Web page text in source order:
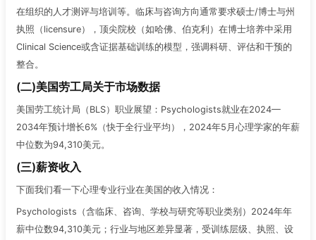
在组织的人才测评与培训等。临床与咨询方向通常要求硕士/博士与州
执照（licensure），顶尖院校（如哈佛、伯克利）在博士培养中采用
Clinical Science或含证据基础训练的模型，强调科研、评估和干预的
整合。
(二)美国劳工局关于市场数据
美国劳工统计局（BLS）职业展望：Psychologists就业在2024—
2034年预计增长6%（快于全行业平均），2024年5月心理学家的年薪
中位数为94,310美元。
(三)薪资收入
下面我们看一下心理专业行业在美国的收入情况：
Psychologists（含临床、咨询、学校与研究等职业类别）2024年年
薪中位数94,310美元；行业与地区差异显著，受训练层级、执照、设